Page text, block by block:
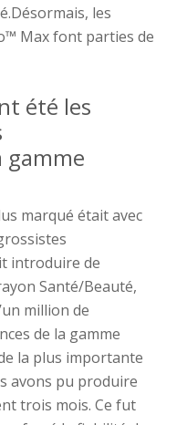
les
Max font parties de
été les
gamme
marqué étaitavec
introduire de
Santé/Beauté,
million de
de la gamme
la plus importante
avons pu produire
trois mois. Ce fut